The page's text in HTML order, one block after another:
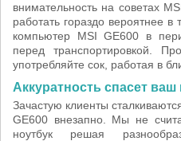
внимательность на советах
работать гораздо вероятнее
компьютер MSI GE600 в
перед транспортировкой.
употребляйте сок, работая в
Аккуратность спасет
Зачастую клиенты
GE600 внезапно. Мы не
ноутбук решая